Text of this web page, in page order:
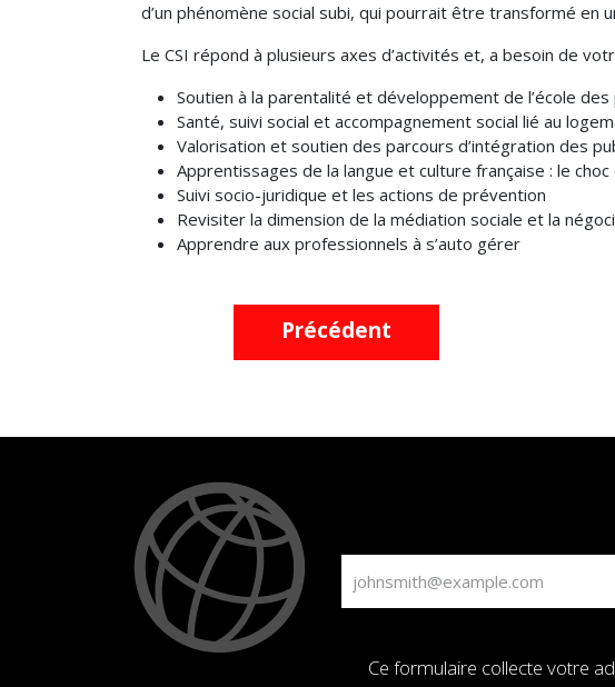
d’un phénomène social subi, qui pourrait être transformé en
Le CSI répond à plusieurs axes d’activités et, a besoin de
Soutien à la parentalité et développement de l’école
Santé, suivi social et accompagnement social lié au
Valorisation et soutien des parcours d’intégration des
Apprentissages de la langue et culture française : le
Suivi socio-juridique et les actions de prévention
Revisiter la dimension de la médiation sociale et la
Apprendre aux professionnels à s’auto gérer
Précédent
Ce formulaire collecte votre